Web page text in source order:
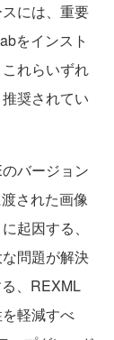
には、重要
をインスト
れらいずれ
奨されてい
バージョン
された画像
起因する、
問題が解決
、REXML
軽減すべ